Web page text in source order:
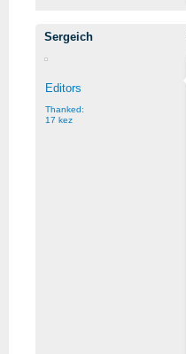
Sergeich
Editors
Thanked:
17 kez